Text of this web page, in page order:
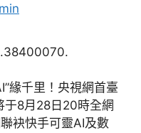
緣千里！央視網首臺
8月28日20時全網
袂快手可靈AI及數